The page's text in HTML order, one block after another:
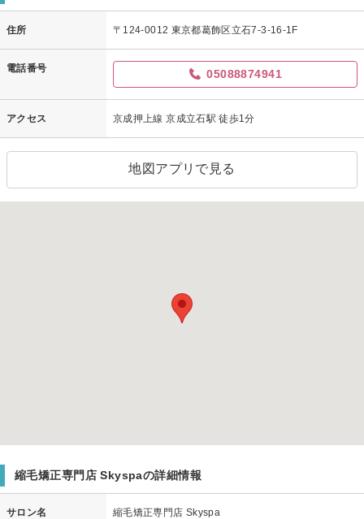
住所 〒124-0012 東京都葛飾区立石7-3-16-1F
電話番号 05088874941
アクセス 京成押上線 京成立石駅 徒歩1分
地図アプリで見る
縮毛矯正専門店 Skyspaの詳細情報
サロン名
縮毛矯正専門店 Skyspa